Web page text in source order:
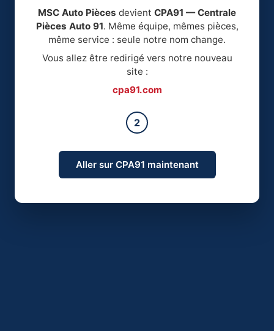
MSC Auto Pièces devient CPA91 — Centrale
Pièces Auto 91. Même équipe, mêmes pièces,
même service : seule notre nom change.
Vous allez être redirigé vers notre nouveau
site :
cpa91.com
2
Aller sur CPA91 maintenant